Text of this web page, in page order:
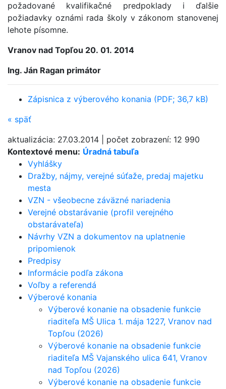
Kontextové menu: Úradná tabuľa
Vyhlášky
Dražby, nájmy, verejné súťaže, predaj majetku
mesta
VZN - všeobecne záväzné nariadenia
Verejné obstarávanie (profil verejného
obstarávateľa)
Návrhy VZN a dokumentov na uplatnenie
pripomienok
Predpisy
Informácie podľa zákona
Voľby a referendá
Výberové konania
Výberové konanie na obsadenie funkcie
riaditeľa MŠ Ulica 1. mája 1227, Vranov nad
Topľou (2026)
Výberové konanie na obsadenie funkcie
riaditeľa MŠ Vajanského ulica 641, Vranov
nad Topľou (2026)
Výberové konanie na obsadenie funkcie
požadované kvalifikačné predpoklady i ďalšie
požiadavky oznámi rada školy v zákonom stanovenej
lehote písomne.
Vranov nad Topľou 20. 01. 2014
Ing. Ján Ragan primátor
Zápisnica z výberového konania (PDF; 36,7 kB)
« späť
aktualizácia: 27.03.2014 počet zobrazení: 12 990